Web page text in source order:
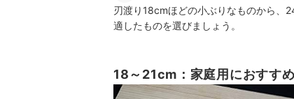
刃渡り18cmほどの小ぶりなものから、
適したものを選びましょう。
18～21cm：家庭用におすす